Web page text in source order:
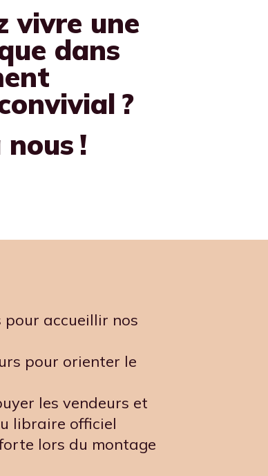
vivre une
dans
?
nous !
pour accueillir nos
pour orienter le
les vendeurs et
libraire officiel
lors du montage